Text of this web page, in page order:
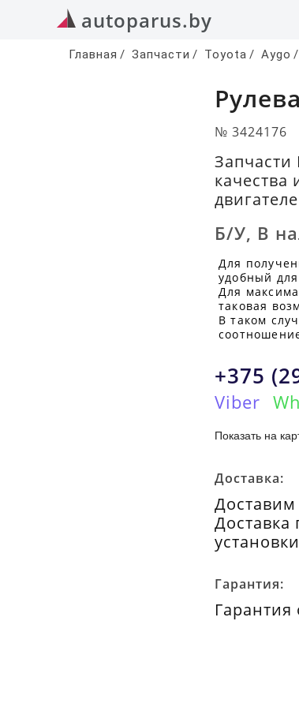
autoparus.by
Главная / Запчасти / Toyota / Aygo /
№ 3424176
Запчасти
качества
Б/У, В
Для
удобный
Для
таковая
В таком
+375
Viber
Показать на
Доставка:
Доставка
Гарантия:
Гарантия